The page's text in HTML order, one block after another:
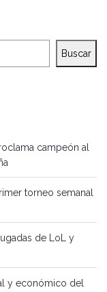
Buscar
campeón al
torneo semanal
de LoL y
y económico del